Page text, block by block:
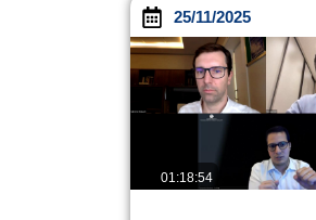
25/11/2025
01:18:54